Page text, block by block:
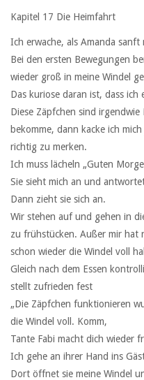
Kapitel 17 Die Heimfahrt
Ich erwache, als Amanda sanft
Bei den ersten Bewegungen
wieder groß in meine Windel
Das kuriose daran ist, dass
Diese Zäpfchen sind
bekomme, dann kacke ich
richtig zu merken.
Ich muss lächeln „Guten
Sie sieht mich an und
Dann zieht sie sich an.
Wir stehen auf und gehen in
zu frühstücken. Außer mir hat
schon wieder die Windel voll
Gleich nach dem Essen
stellt zufrieden fest
„Die Zäpfchen funktionieren
die Windel voll. Komm,
Tante Fabi macht dich wieder
Ich gehe an ihrer Hand ins
Dort öffnet sie meine Windel